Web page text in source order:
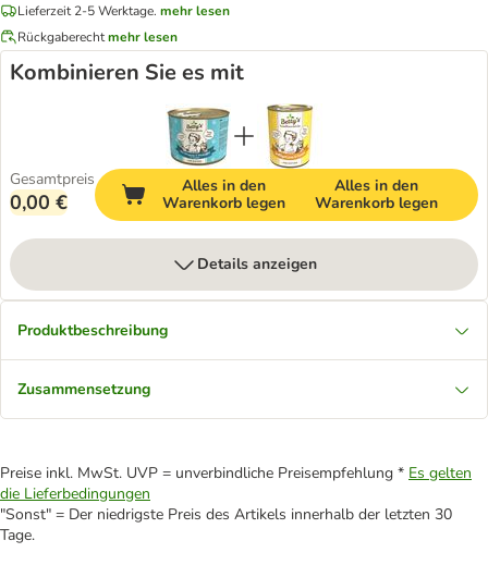
Lieferzeit 2-5 Werktage. mehr lesen
Rückgaberechtmehr lesen
Kombinieren Sie es mit
Gesamtpreis
0,00 €
Alles in den
Warenkorb legen
Alles in den
Warenkorb legen
Details anzeigen
Produktbeschreibung
Zusammensetzung
Preise inkl. MwSt. UVP = unverbindliche Preisempfehlung * Es gelten
die Lieferbedingungen
"Sonst" = Der niedrigste Preis des Artikels innerhalb der letzten 30
Tage.